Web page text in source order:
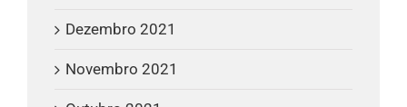
Dezembro 2021
Novembro 2021